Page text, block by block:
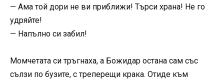
— Ама той дори не ви приближи! Търси храна! Не го
удряйте!
— Напълно си забил!
Момчетата си тръгнаха, а Божидар остана сам със
сълзи по бузите, с треперещи крака. Отиде към